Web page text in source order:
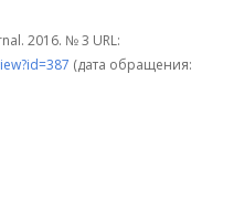
2016. № 3 URL:
(дата обращения: